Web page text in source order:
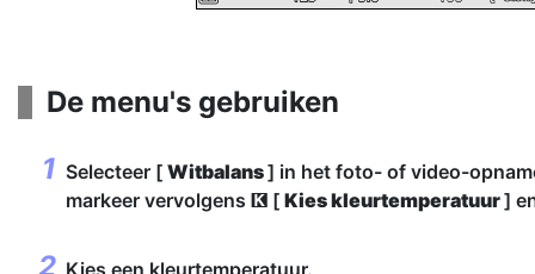
De menu's gebruiken
Selecteer [ Witbalans] in het foto- of video-
markeer vervolgens
K [ Kies kleurtemperatuur]
Kies een kleurtemperatuur.